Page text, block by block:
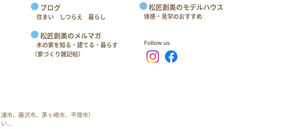
ブログ
住まい しつらえ 暮らし
松匠創美のメルマガ
木の家を知る・建てる・暮らす
（家づくり雑記帖）
松匠創美のモデルハウス
体感・見学のおすすめ
Follow us
市、藤沢市、茅ヶ崎市、平塚市）
い…